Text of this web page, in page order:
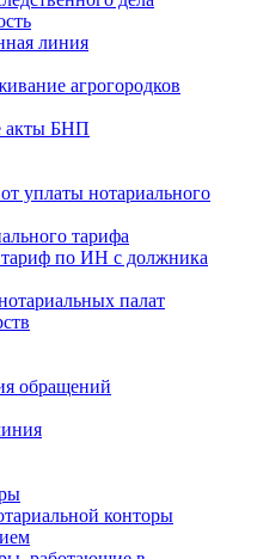
линия
агрогородков
акты БНП
уплаты нотариального
тарифа
по ИН с должника
палат
обращений
конторы